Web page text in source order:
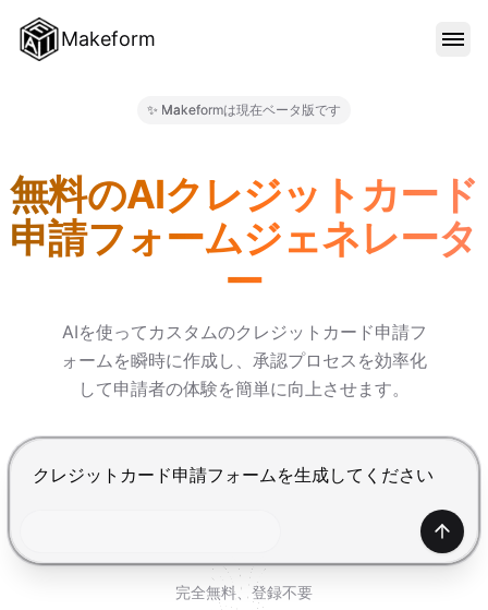
Makeform
ブログ
料金
✨ Makeformは現在ベータ版です
無料のAIクレジットカード
申請フォームジェネレータ
ー
AIを使ってカスタムのクレジットカード申請フ
ォームを瞬時に作成し、承認プロセスを効率化
して申請者の体験を簡単に向上させます。
Enterで送信、Shift+Enterで改行
生成
完全無料、登録不要